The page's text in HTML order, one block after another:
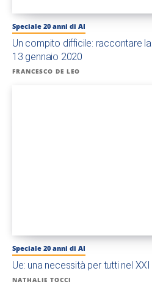
Speciale 20 anni di AI
Un compito difficile: raccontare
13 gennaio 2020
FRANCESCO DE LEO
Speciale 20 anni di AI
Ue: una necessità per tutti nel
NATHALIE TOCCI